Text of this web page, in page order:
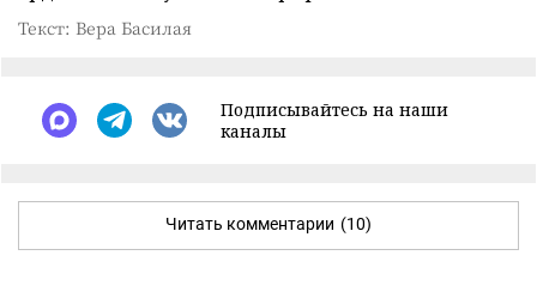
Текст: Вера Басилая
Подписывайтесь на наши
каналы
Читать комментарии (10)